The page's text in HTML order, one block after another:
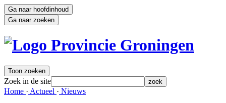
Ga naar hoofdinhoud
Ga naar zoeken
Toon zoeken
Zoek in de site zoek
Home · Actueel · Nieuws